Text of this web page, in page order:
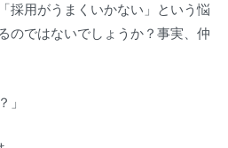
採用がうまくいかない」という悩
のではないでしょうか？事実、仲
」